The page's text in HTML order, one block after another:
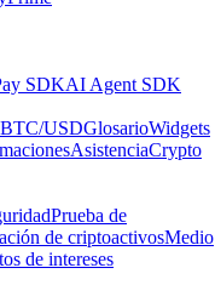
SDKAI Agent SDK
USDGlosarioWidgets
AsistenciaCrypto
Prueba de
de criptoactivosMedio
de intereses